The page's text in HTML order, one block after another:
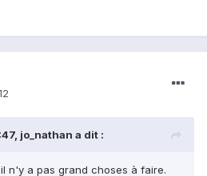
jo_nathan a dit :
n'y a pas grand choses à faire.